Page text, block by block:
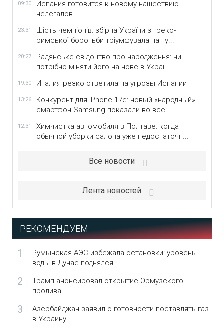
09:30
Испания готовится к новому нашествию
нелегалов
23:31
Шість чемпіонів: збірна України з греко-
римської боротьби тріумфувала на ту...
20:27
Радянське свідоцтво про народження: чи
потрібно міняти його на нове в Украї...
19:30 Италия резко ответила на угрозы Испании
13:26
Конкурент для iPhone 17e: новый «народный»
смартфон Samsung показали во все...
12:31
Химчистка автомобиля в Полтаве: когда
обычной уборки салона уже недостаточн...
Все новости
Лента новостей
РЕКОМЕНДУЕМ
1
Румынская АЭС избежала остановки: уровень
воды в Дунае поднялся
2
Трамп анонсировал открытие Ормузского
пролива
3
Азербайджан заявил о готовности поставлять газ
в Украину